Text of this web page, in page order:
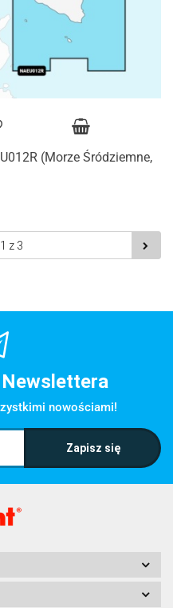
(Morze Śródziemne,
nowościami!